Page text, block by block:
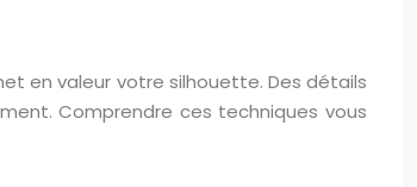
en valeur votre silhouette. Des détails
Comprendre ces techniques vous